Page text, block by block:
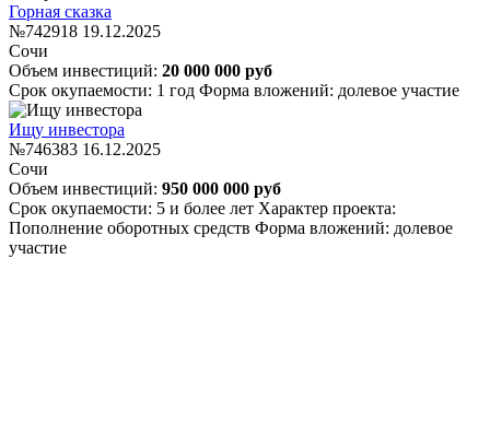
Горная сказка
№742918 19.12.2025
Сочи
Объем инвестиций: 20 000 000 руб
Срок окупаемости: 1 год Форма вложений: долевое участие
Ищу инвестора
№746383 16.12.2025
Сочи
Объем инвестиций: 950 000 000 руб
Срок окупаемости: 5 и более лет Характер проекта:
Пополнение оборотных средств Форма вложений: долевое
участие